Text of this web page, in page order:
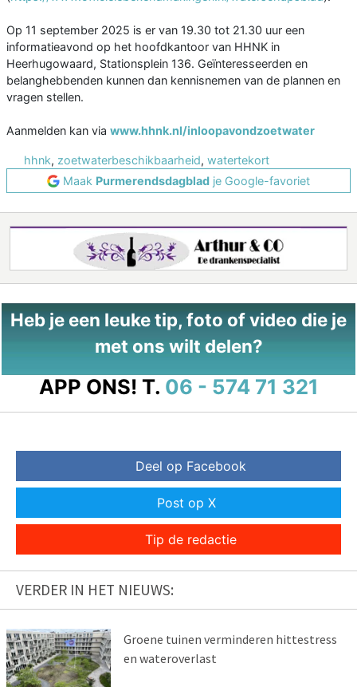
Op 11 september 2025 is er van 19.30 tot 21.30 uur een
informatieavond op het hoofdkantoor van HHNK in
Heerhugowaard, Stationsplein 136. Geïnteresseerden en
belanghebbenden kunnen dan kennisnemen van de plannen en
vragen stellen.
Aanmelden kan via www.hhnk.nl/inloopavondzoetwater
hhnk, zoetwaterbeschikbaarheid, watertekort
Maak Purmerendsdagblad je Google-favoriet
Heb je een leuke tip, foto of video die je
met ons wilt delen?
APP ONS! T. 06 - 574 71 321
Deel op Facebook
Post op X
Tip de redactie
VERDER IN HET NIEUWS:
Groene tuinen verminderen hittestress
en wateroverlast